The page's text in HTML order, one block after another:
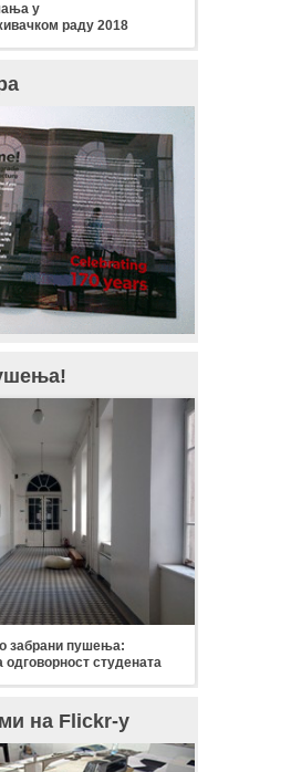
у
раду 2018
забрани пушења:
одговорност студената
на Flickr-у